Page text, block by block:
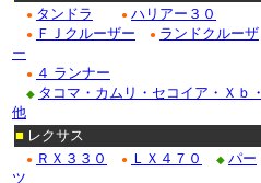
● タンドラ ● ハリアー３０
● ＦＪクルーザー ● ランドクルーザ
ー
● ４ ランナー
◆ タコマ・カムリ・セコイア・Ｘｂ・
他
■ レクサス
● ＲＸ３３０ ● ＬＸ４７０ ◆ パー
ツ